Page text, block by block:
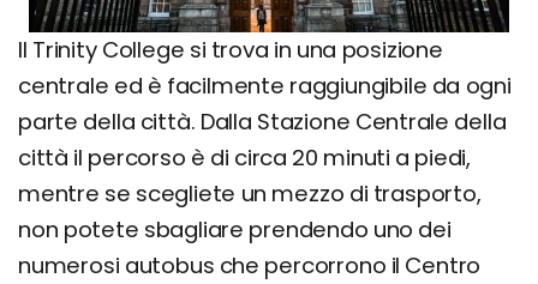
Il Trinity College si trova in una posizione
centrale ed è facilmente raggiungibile da ogni
parte della città. Dalla Stazione Centrale della
città il percorso è di circa 20 minuti a piedi,
mentre se scegliete un mezzo di trasporto,
non potete sbagliare prendendo uno dei
numerosi autobus che percorrono il Centro